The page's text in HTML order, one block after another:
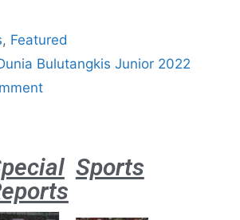
, Featured
Bulutangkis Junior 2022
Sports